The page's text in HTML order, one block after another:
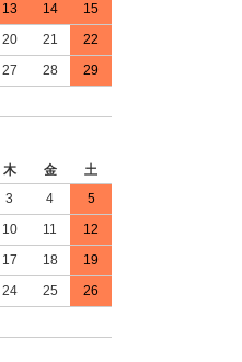
13 14
15
20 21
22
27 28
29
木 金
土
3 4
5
10 11
12
17 18
19
24 25
26